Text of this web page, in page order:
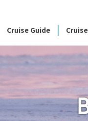
Cruise Guide